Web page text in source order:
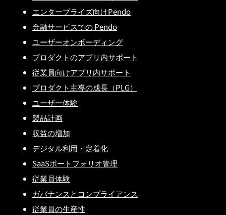
エンタープライズ向けPendo
金融サービスでの Pendo
ユーザーオンボーディング
プロダクトのアプリ内サポート
従業員向けアプリ内サポート
プロダクト主導の成長（PLG）
ユーザー体験
製品計画
収益の増加
デジタル利用・定着化
SaaSポートフォリオ管理
従業員体験
ガバナンスとコンプライアンス
従業員の生産性